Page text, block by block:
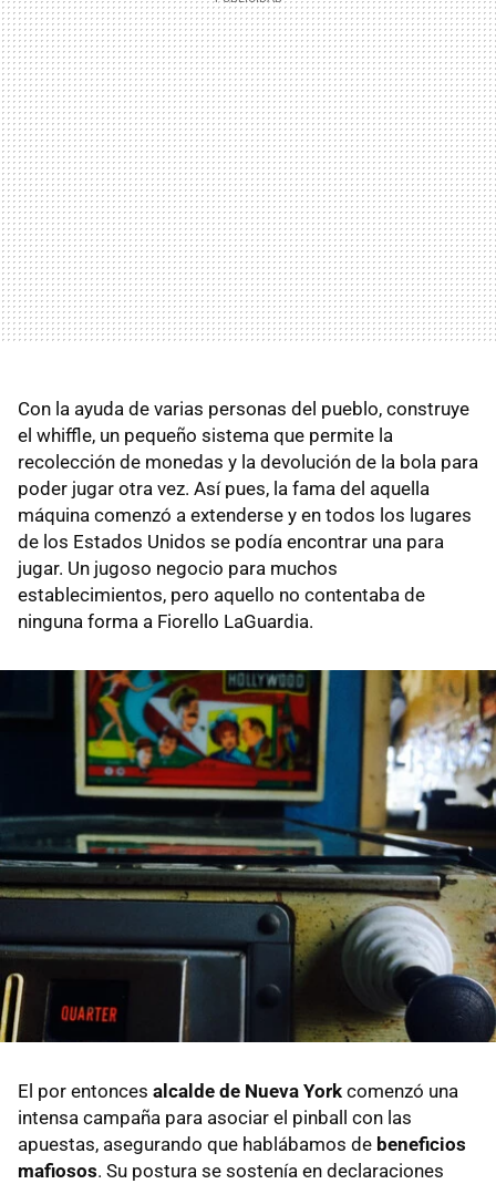
Con la ayuda de varias personas del pueblo, construye
el whiffle, un pequeño sistema que permite la
recolección de monedas y la devolución de la bola para
poder jugar otra vez. Así pues, la fama del aquella
máquina comenzó a extenderse y en todos los lugares
de los Estados Unidos se podía encontrar una para
jugar. Un jugoso negocio para muchos
establecimientos, pero aquello no contentaba de
ninguna forma a Fiorello LaGuardia.
El por entonces alcalde de Nueva York comenzó una
intensa campaña para asociar el pinball con las
apuestas, asegurando que hablábamos de beneficios
mafiosos. Su postura se sostenía en declaraciones